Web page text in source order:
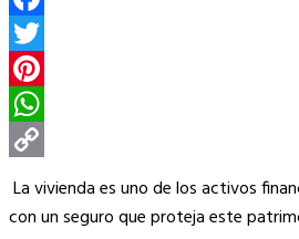
Facebook
Twitter
Pinterest
WhatsApp
Copy
Link
La vivienda es uno de los activos
con un seguro que proteja este